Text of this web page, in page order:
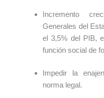
Incremento
Generales del
el 3,5% del PIB,
función social de
Impedir la
norma legal.